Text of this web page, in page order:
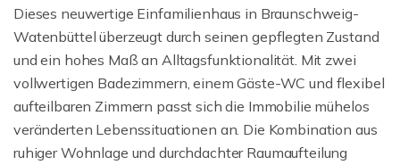
Dieses neuwertige Einfamilienhaus in Braunschweig-
Watenbüttel überzeugt durch seinen gepflegten Zustand
und ein hohes Maß an Alltagsfunktionalität. Mit zwei
vollwertigen Badezimmern, einem Gäste-WC und flexibel
aufteilbaren Zimmern passt sich die Immobilie mühelos
veränderten Lebenssituationen an. Die Kombination aus
ruhiger Wohnlage und durchdachter Raumaufteilung